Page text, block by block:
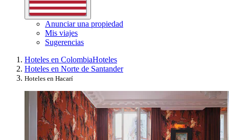
Anunciar una propiedad
Mis viajes
Sugerencias
Hoteles en ColombiaHoteles
Hoteles en Norte de Santander
Hoteles en Hacarí